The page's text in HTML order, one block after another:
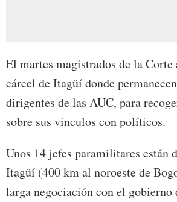
El martes magistrados de la Corte
cárcel de Itagüí donde
dirigentes de las AUC, para
sobre sus vinculos con políticos.
Unos 14 jefes paramilitares están
Itagüí (400 km al noroeste de
larga negociación con el gobierno